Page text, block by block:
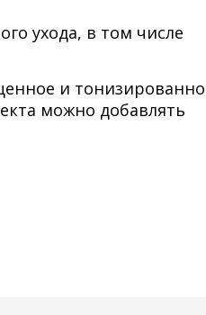
ухода, в том числе
и
можно добавлять